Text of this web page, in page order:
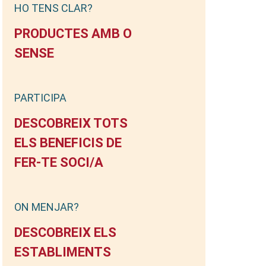
HO TENS CLAR?
PRODUCTES AMB O
SENSE
PARTICIPA
DESCOBREIX TOTS
ELS BENEFICIS DE
FER-TE SOCI/A
ON MENJAR?
DESCOBREIX ELS
ESTABLIMENTS